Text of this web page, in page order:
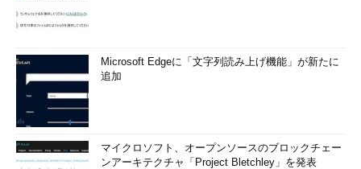
Microsoft Edgeに「文字列読み上げ機能」が新たに
追加
マイクロソフト、オープンソースのブロックチェー
ンアーキテクチャ「Project Bletchley」を発表